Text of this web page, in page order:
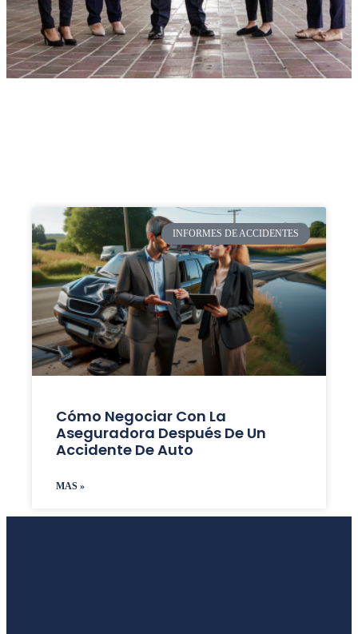
INFORMES DE ACCIDENTES
Cómo Negociar Con La
Aseguradora Después De Un
Accidente De Auto
MAS »